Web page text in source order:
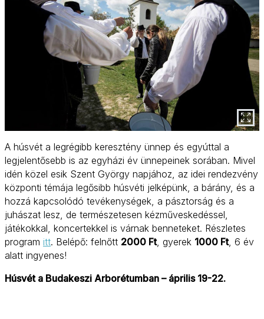
A húsvét a legrégibb keresztény ünnep és egyúttal a
legjelentősebb is az egyházi év ünnepeinek sorában. Mivel
idén közel esik Szent György napjához, az idei rendezvény
központi témája legősibb húsvéti jelképünk, a bárány, és a
hozzá kapcsolódó tevékenységek, a pásztorság és a
juhászat lesz, de természetesen kézműveskedéssel,
játékokkal, koncertekkel is várnak benneteket. Részletes
program itt. Belépő: felnőtt 2000 Ft, gyerek 1000 Ft, 6 év
alatt ingyenes!
Húsvét a Budakeszi Arborétumban – április 19-22.